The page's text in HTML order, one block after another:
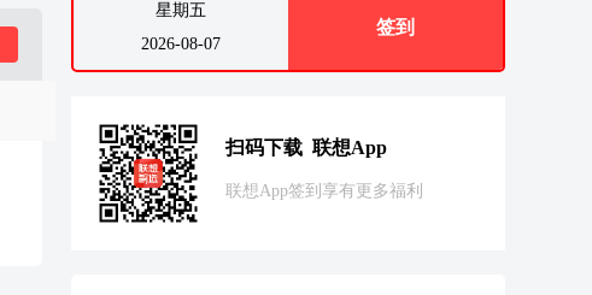
星期五
2026-08-07
签到
扫码下载 联想App
联想App签到享有更多福利